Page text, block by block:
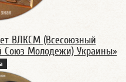
ВЛКСМ (Всесоюзный
Союз Молодежи) Украины»